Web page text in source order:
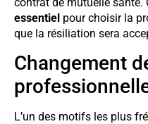
essentiel pour choisir la
que la résiliation sera
Changement
L’un des motifs les plus